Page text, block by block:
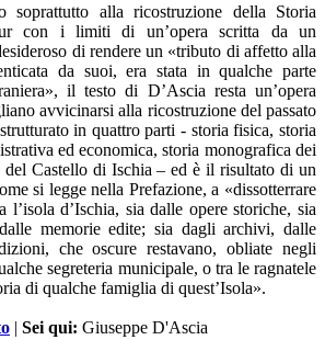
alla ricostruzione della Storia
con i limiti di un’opera scritta da un
di rendere un «tributo di affetto alla
da suoi, era stata in qualche parte
il testo di D’Ascia resta un’opera
avvicinarsi alla ricostruzione del passato
in quattro parti - storia fisica, storia
ed economica, storia monografica dei
del Castello di Ischia – ed è il risultato di un
si legge nella Prefazione, a «dissotterrare
l’isola d’Ischia, sia dalle opere storiche, sia
memorie edite; sia dagli archivi, dalle
che oscure restavano, obliate negli
segreteria municipale, o tra le ragnatele
di qualche famiglia di quest’Isola».
| Sei qui: Giuseppe D'Ascia